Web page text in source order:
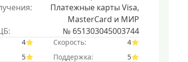
Платежные карты Visa,
MasterCard и МИР
№ 651303045003744
4 Скорость:
4
5 Поддержка: 5